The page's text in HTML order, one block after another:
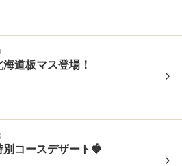
道板マス登場！
別コースデザート🍓